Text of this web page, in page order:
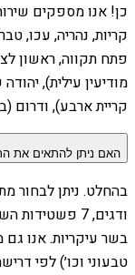
כן! אנו מספקים
קריות, נהריה, עכו,
פתח תקווה, ראשון
מודיעין עילית),
קריית ארבע), ודרום
האם ניתן להתאים את
בשר עיקריות. אנו גם
טבעוני וכו׳) לפי